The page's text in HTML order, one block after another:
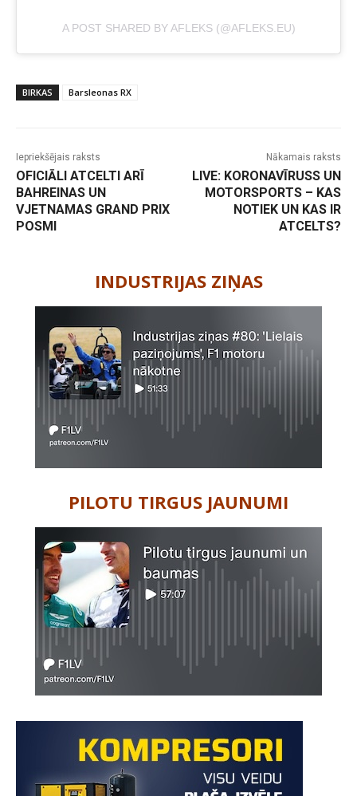
A POST SHARED BY AFLEKS (@AFLEKS.EU)
BIRKAS Barsleonas RX
Iepriekšējais raksts
OFICIĀLI ATCELTI ARĪ
BAHREINAS UN
VJETNAMAS GRAND PRIX
POSMI
Nākamais raksts
LIVE: KORONAVĪRUSS UN
MOTORSPORTS – KAS
NOTIEK UN KAS IR
ATCELTS?
INDUSTRIJAS ZIŅAS
PILOTU TIRGUS JAUNUMI